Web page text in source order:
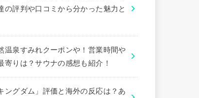
の評判や口コミから分かった魅力と
温泉すみれクーポンや！営業時間や
寄りは？サウナの感想も紹介！
ングダム」評価と海外の反応は？あ